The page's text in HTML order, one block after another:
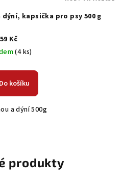
dýní, kapsička pro psy 500 g
59 Kč
(4 ks)
Do košíku
a dýní 500g
produkty